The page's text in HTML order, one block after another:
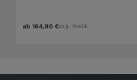
ab 164,90 €zzgl. MwSt.